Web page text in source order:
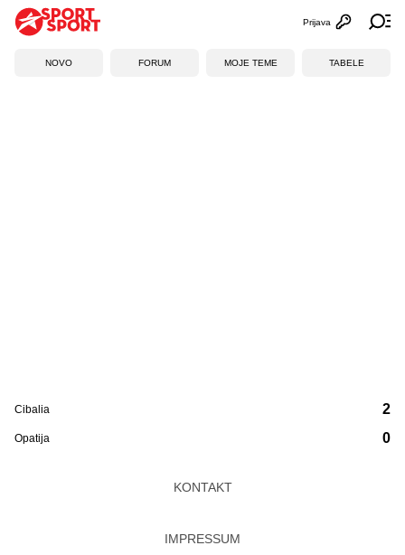
Otvori
Prijava
NOVO FORUM MOJE TEME TABELE
Cibalia
Opatija
2
0
KONTAKT
IMPRESSUM